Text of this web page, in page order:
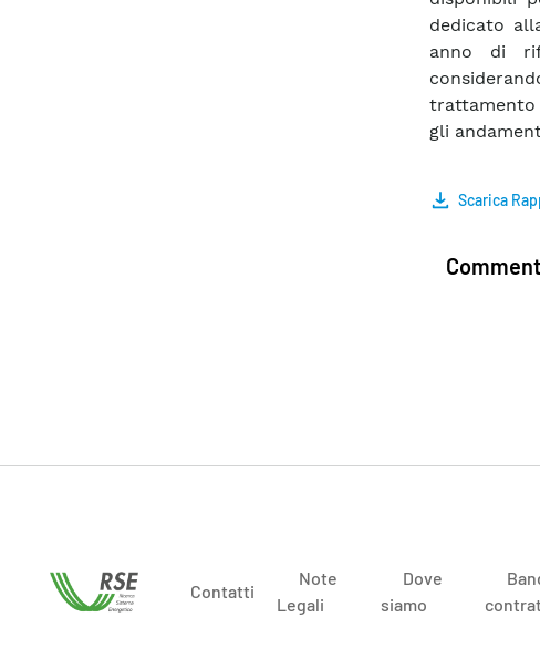
dedicato
anno di
trattamento
gli
Scarica
Contatti
Note
Legali
Dove
siamo